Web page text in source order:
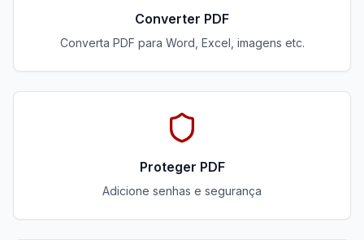
Converter PDF
Converta PDF para Word, Excel, imagens etc.
Proteger PDF
Adicione senhas e segurança